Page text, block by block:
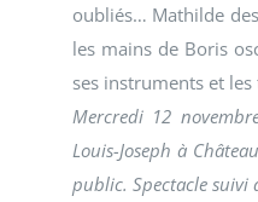
oubliés… Mathilde
les mains de Boris
ses instruments et
Mercredi 12
Louis-Joseph à
public. Spectacle suivi